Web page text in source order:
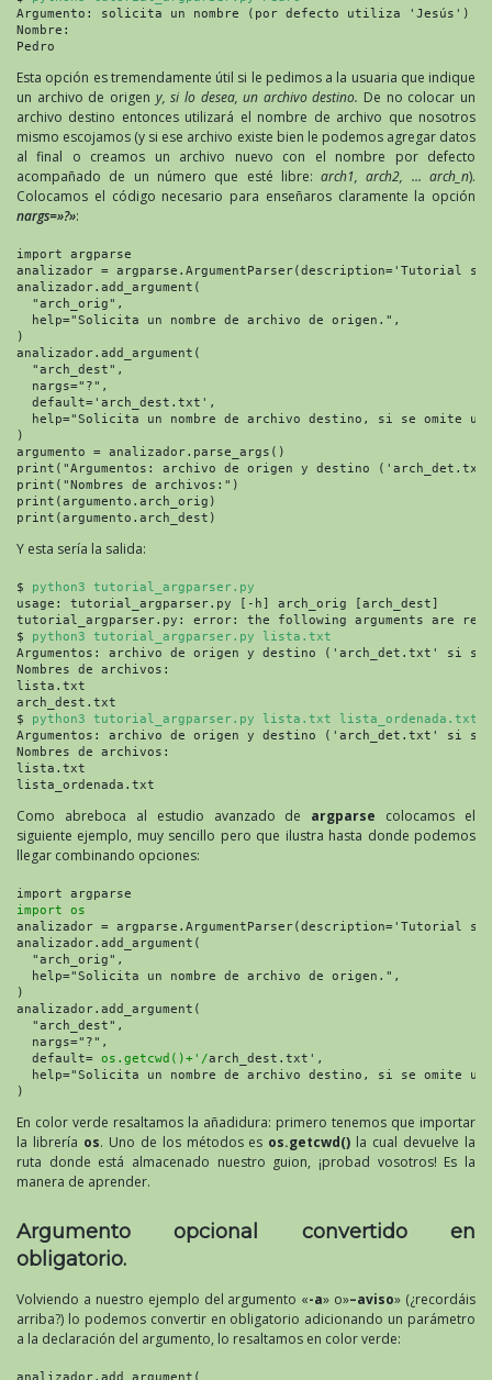
Argumento: solicita un nombre (por defecto utiliza 'Jesús')
Nombre:
Pedro
Esta opción es tremendamente útil si le pedimos a la usuaria que indique
un archivo de origen y, si lo desea, un archivo destino. De no colocar un
archivo destino entonces utilizará el nombre de archivo que nosotros
mismo escojamos (y si ese archivo existe bien le podemos agregar datos
al final o creamos un archivo nuevo con el nombre por defecto
acompañado de un número que esté libre:arch1, arch2, … arch_n).
Colocamos el código necesario para enseñaros claramente la opción
nargs=»?»:
import argparse
analizador = argparse.ArgumentParser(description='Tutorial
analizador.add_argument(
"arch_orig",
help="Solicita un nombre de archivo de origen.",
)
analizador.add_argument(
"arch_dest",
nargs="?",
default='arch_dest.txt',
help="Solicita un nombre de archivo destino, si se omite
)
argumento = analizador.parse_args()
print("Argumentos: archivo de origen y destino
print("Nombres de archivos:")
print(argumento.arch_orig)
print(argumento.arch_dest)
Y esta sería la salida:
$ python3 tutorial_argparser.py
usage: tutorial_argparser.py [-h] arch_orig [arch_dest]
tutorial_argparser.py: error: the following arguments are
$ python3 tutorial_argparser.py lista.txt
Argumentos: archivo de origen y destino ('arch_det.txt' si se
Nombres de archivos:
lista.txt
arch_dest.txt
$ python3 tutorial_argparser.py lista.txt lista_ordenada.txt
Argumentos: archivo de origen y destino ('arch_det.txt' si se
Nombres de archivos:
lista.txt
lista_ordenada.txt
Como abreboca al estudio avanzado de argparse colocamos el
siguiente ejemplo, muy sencillo pero que ilustra hasta donde podemos
llegar combinando opciones:
import os
analizador = argparse.ArgumentParser(description='Tutorial
analizador.add_argument(
"arch_orig",
help="Solicita un nombre de archivo de origen.",
)
analizador.add_argument(
"arch_dest",
nargs="?",
default= os.getcwd()+'/arch_dest.txt',
help="Solicita un nombre de archivo destino, si se omite
)
En color verde resaltamos la añadidura: primero tenemos que importar
la librería os. Uno de los métodos es os.getcwd() la cual devuelve la
ruta donde está almacenado nuestro guion, ¡probad vosotros! Es la
manera de aprender.
Argumento opcional convertido en
obligatorio.
Volviendo a nuestro ejemplo del argumento «-a» o»–aviso» (¿recordáis
arriba?) lo podemos convertir en obligatorio adicionando un parámetro
a la declaración del argumento, lo resaltamos en color verde:
analizador.add_argument(